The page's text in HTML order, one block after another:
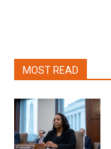
MOST READ